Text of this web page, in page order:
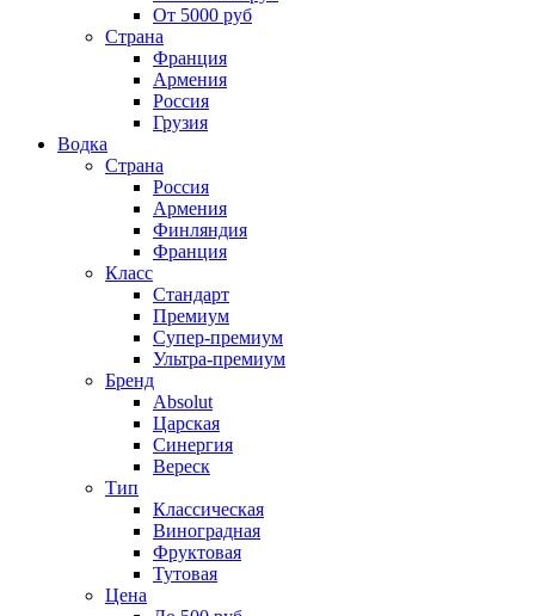
От 5000 руб
Страна
Франция
Армения
Россия
Грузия
Водка
Страна
Россия
Армения
Финляндия
Франция
Класс
Стандарт
Премиум
Супер-премиум
Ультра-премиум
Бренд
Absolut
Царская
Синергия
Вереск
Тип
Классическая
Виноградная
Фруктовая
Тутовая
Цена